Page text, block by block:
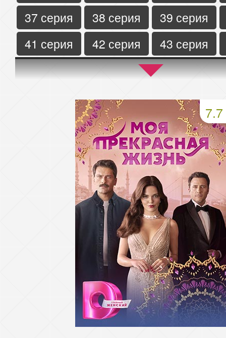
37 серия
38 серия
39 серия
41 серия
42 серия
43 серия
45 серия
46 серия
47 серия
50 серия
51 серия
54 серия
55 серия
58 серия
59 серия
62 серия
63 серия
66 серия
67 серия
70 серия
71 серия
74 серия
75 серия
78 серия
79 серия
82 серия
83 серия
86 серия
87 серия
7.7